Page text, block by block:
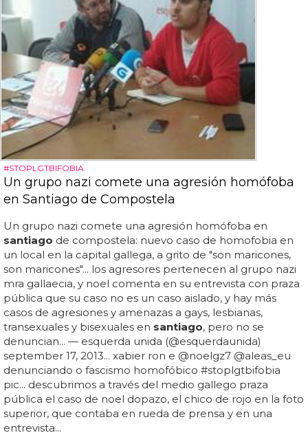
#STOPLGTBIFOBIA
Un grupo nazi comete una agresión homófoba
en Santiago de Compostela
Un grupo nazi comete una agresión homófoba en
santiago de compostela: nuevo caso de homofobia en
un local en la capital gallega, a grito de "son maricones,
son maricones"... los agresores pertenecen al grupo nazi
mra gallaecia, y noel comenta en su entrevista con praza
pública que su caso no es un caso aislado, y hay más
casos de agresiones y amenazas a gays, lesbianas,
transexuales y bisexuales en santiago, pero no se
denuncian... — esquerda unida (@esquerdaunida)
september 17, 2013... xabier ron e @noelgz7 @aleas_eu
denunciando o fascismo homofóbico #stoplgtbifobia
pic... descubrimos a través del medio gallego praza
pública el caso de noel dopazo, el chico de rojo en la foto
superior, que contaba en rueda de prensa y en una
entrevista...